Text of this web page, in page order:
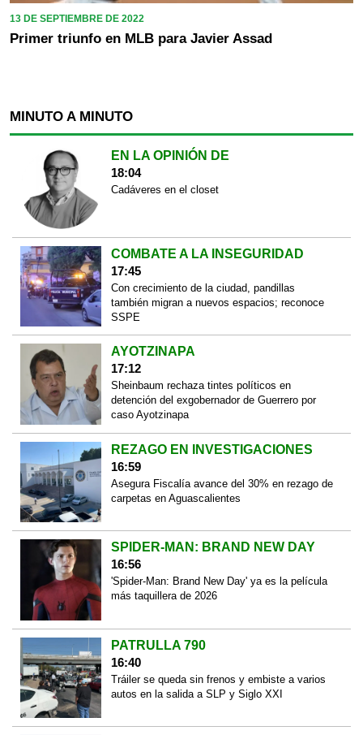
13 DE SEPTIEMBRE DE 2022
Primer triunfo en MLB para Javier Assad
MINUTO A MINUTO
EN LA OPINIÓN DE
18:04
Cadáveres en el closet
COMBATE A LA INSEGURIDAD
17:45
Con crecimiento de la ciudad, pandillas
también migran a nuevos espacios; reconoce
SSPE
AYOTZINAPA
17:12
Sheinbaum rechaza tintes políticos en
detención del exgobernador de Guerrero por
caso Ayotzinapa
REZAGO EN INVESTIGACIONES
16:59
Asegura Fiscalía avance del 30% en rezago de
carpetas en Aguascalientes
SPIDER-MAN: BRAND NEW DAY
16:56
'Spider-Man: Brand New Day' ya es la película
más taquillera de 2026
PATRULLA 790
16:40
Tráiler se queda sin frenos y embiste a varios
autos en la salida a SLP y Siglo XXI